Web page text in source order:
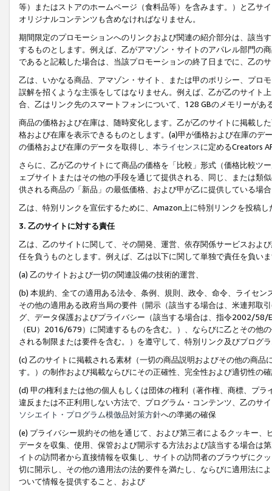
等）またはストアのホームページ（食料品等）を含みます。）と乙サ
オリジナルコンテンツも含めなければなりません。
期間限定のプロモーションへのリンクおよび関連の紹介部分は、該当
するものとします。例えば、乙がアマゾン・サイトのアパレル部門の
であると記載した場合は、当該プロモーションの終了日までに、乙の
乙は、いかなる商品、アマゾン・サイト、または甲のポリシー、プロ
誤解を招くような主張をしてはなりません。例えば、乙が乙のサイト
合、乙はリンク先のスマートフォンについて、128 GBのメモリーがあ
商品の価格および在庫は、随時変化します。乙が乙のサイトに掲載し
格および在庫を表示できるものとします。(a)甲が価格および在庫の
の価格および在庫のデータを取得し、 本ライセンスに定めるCreators
さらに、乙が乙のサイトにて商品の価格を「比較」形式（価格比較ツ
ェブサイトまたはその他の手段を通じて提供される、同じ、または類
供される商品の「新品」の最低価格、および甲が乙に提供している場
乙は、特別リンクを宣伝するために、Amazon上に特別リンクを投稿
3. 乙のサイトに対する責任
乙は、乙のサイトに関して、その開発、運営、依存関係サービスおよ
任を負うものとします。例えば、乙は以下に関して単独で責任を負い
(a) 乙のサイトおよび一切の関連設備の技術的運営、
(b) 本規約、全ての適用ある法令、条例、規則、政令、命令、ライセ
その他の適用ある政府当局の要件（開示（該当する場合は、米連邦取
グ、データ保護およびプライバシー（該当する場合は、指令2002/58/
（EU）2016/679）に関連するものを含む。）、ならびに乙とその他
される制限または要件を含む。）を遵守して、特別リンク及びプログ
(c) 乙のサイトに掲載される素材（一切の商品説明およびその他の商
す。）の制作および掲載ならびにその正確性、完全性および適切性の
(d) 甲の権利または他の個人もしくは団体の権利（著作権、商標、プ
違反または不正利用しない方法で、プログラム・コンテンツ、乙のサ
ソシエイト・プログラム模倣品対策方針への準拠の確保
(e) プライバシー規約その他を通じて、および第三者によるクッキー
データを収集、使用、保管および開示する方法および該当する場合は
イトの訪問者から直接情報を収集し、サイトの訪問者のブラウザにク
切に開示し、その他の適用法の法的要件を満たし、ならびに適用法に
ついて情報を提供すること、および